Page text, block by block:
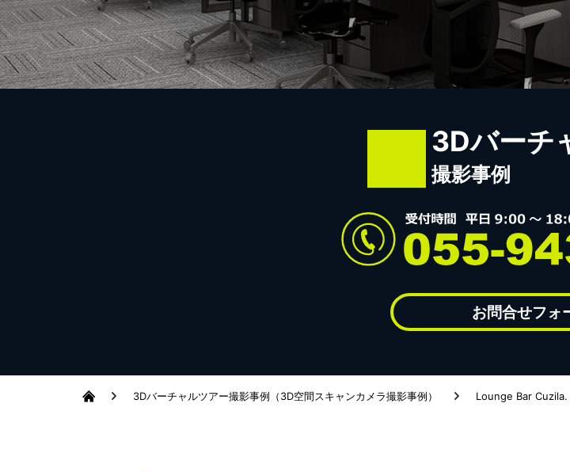
3Dバーチ
撮影事例
お問合せフォ
3Dバーチャルツアー撮影事例（3D空間スキャンカメラ撮影事例） Lounge Bar Cuzila.